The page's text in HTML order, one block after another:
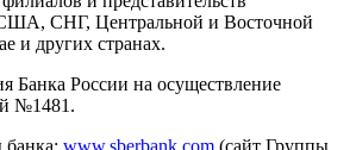
СНГ, Центральной и Восточной
и других странах.
Банка России на осуществление
№1481.
www.sberbank.com (сайт Группы